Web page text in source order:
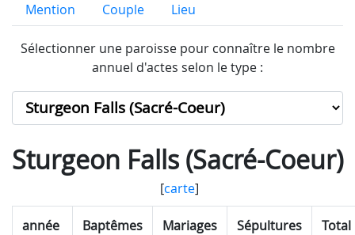
Mention Couple Lieu
Sélectionner une paroisse pour connaître le nombre
annuel d'actes selon le type :
Sturgeon Falls (Sacré-Coeur)
[carte]
année Baptêmes Mariages Sépultures Total